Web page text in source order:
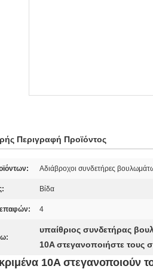
Περιγραφή Προϊόντος
Αδιάβροχοι συνδετήρες
Βίδα
επαφών: 4
υπαίθριος συνδετήρας
10A στεγανοποιήστε τους
10A